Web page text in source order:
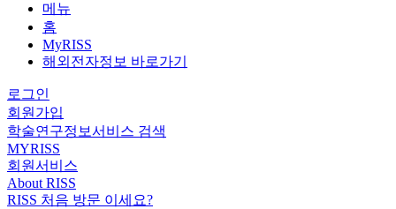
메뉴
홈
MyRISS
해외전자정보 바로가기
로그인
회원가입
학술연구정보서비스 검색
MYRISS
회원서비스
About RISS
RISS 처음 방문 이세요?